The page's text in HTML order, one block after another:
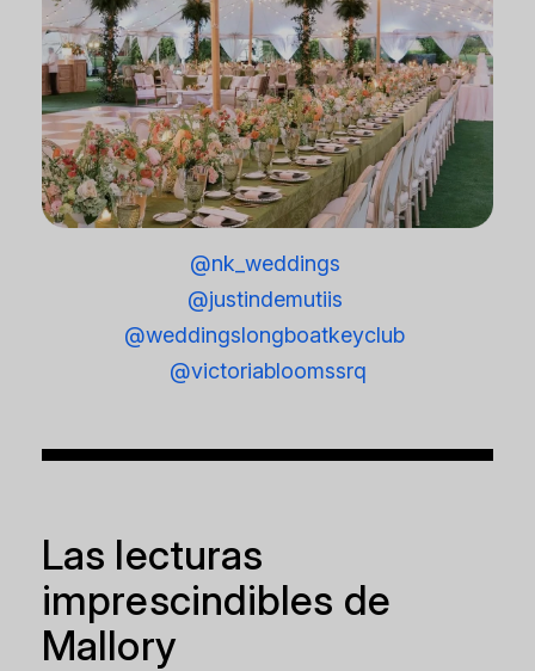
@nk_weddings
@justindemutiis
@weddingslongboatkeyclub
@victoriabloomssrq
Las lecturas
imprescindibles de
Mallory